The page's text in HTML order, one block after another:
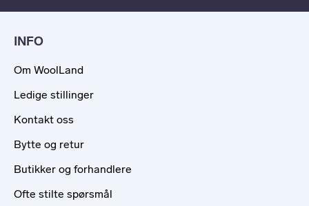
INFO
Om WoolLand
Ledige stillinger
Kontakt oss
Bytte og retur
Butikker og forhandlere
Ofte stilte spørsmål